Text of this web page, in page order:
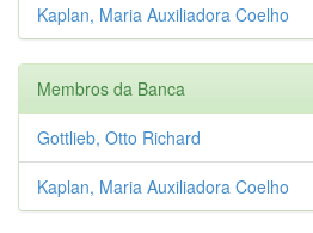
Kaplan, Maria Auxiliadora Coelho
Membros da Banca
Gottlieb, Otto Richard
Kaplan, Maria Auxiliadora Coelho